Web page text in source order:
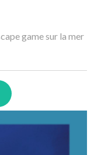
game sur la mer